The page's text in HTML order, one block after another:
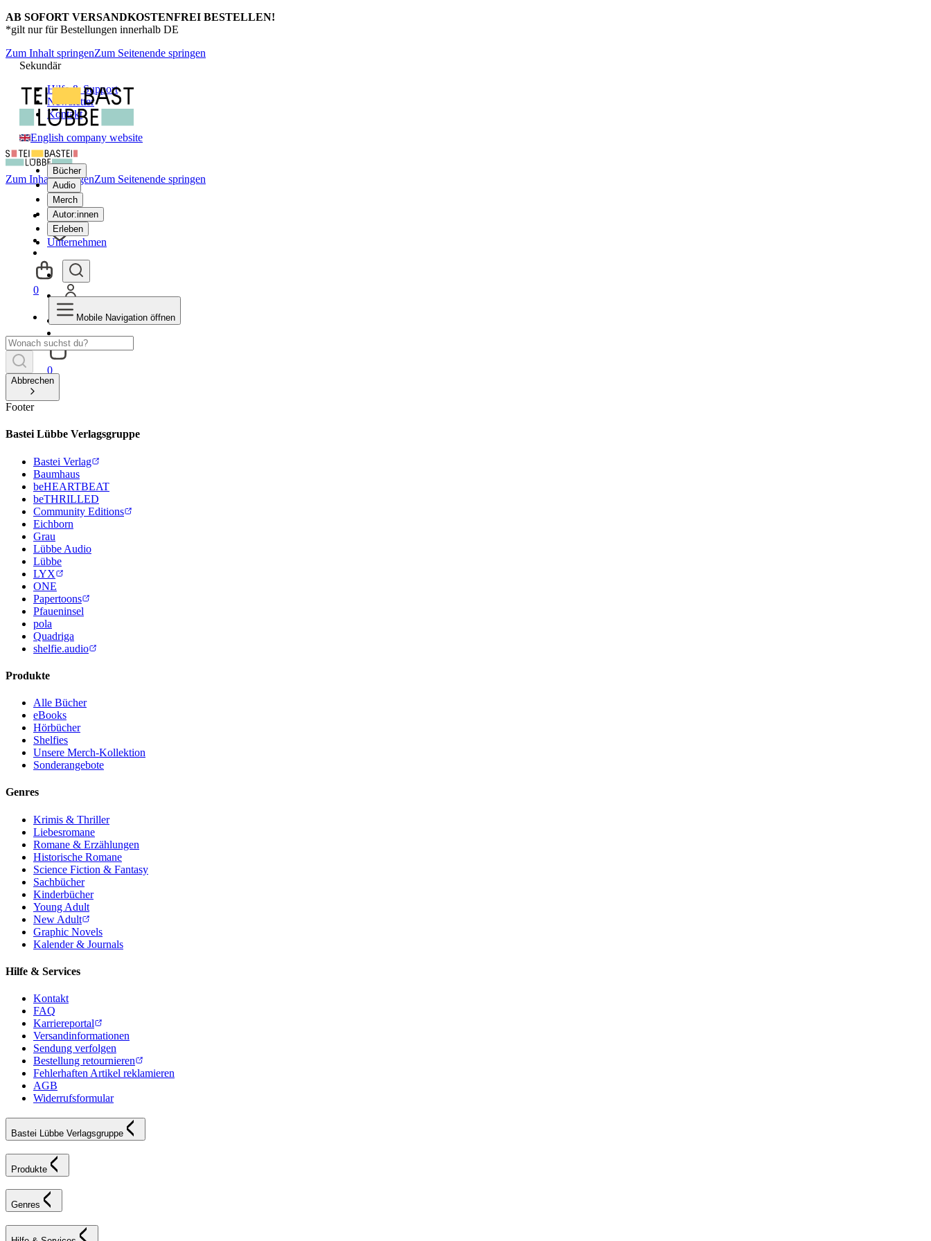
AB SOFORT VERSANDKOSTENFREI BESTELLEN!
*gilt nur für Bestellungen innerhalb DE
Zum Inhalt springenZum Seitenende springen
Sekundär
Hilfe & Support
Newsletter
Kontakt
English company website
Bücher
Audio
Merch
Autor:innen
Erleben
Unternehmen
0
Zum Inhalt springenZum Seitenende springen
0
Mobile Navigation öffnen
Abbrechen
Footer
Bastei Lübbe Verlagsgruppe
Bastei Verlag
Baumhaus
beHEARTBEAT
beTHRILLED
Community Editions
Eichborn
Grau
Lübbe Audio
Lübbe
LYX
ONE
Papertoons
Pfaueninsel
pola
Quadriga
shelfie.audio
Produkte
Alle Bücher
eBooks
Hörbücher
Shelfies
Unsere Merch-Kollektion
Sonderangebote
Genres
Krimis & Thriller
Liebesromane
Romane & Erzählungen
Historische Romane
Science Fiction & Fantasy
Sachbücher
Kinderbücher
Young Adult
New Adult
Graphic Novels
Kalender & Journals
Hilfe & Services
Kontakt
FAQ
Karriereportal
Versandinformationen
Sendung verfolgen
Bestellung retournieren
Fehlerhaften Artikel reklamieren
AGB
Widerrufsformular
Bastei Lübbe Verlagsgruppe
Produkte
Genres